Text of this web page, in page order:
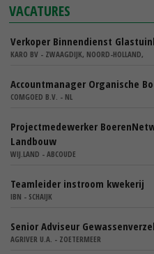
VACATURES
Verkoper Binnendienst
KARO BV - ZWAAGDIJK, NOORD-HOLLAND,
Accountmanager Organische
COMGOED B.V. - NL
Projectmedewerker
Landbouw
WIJ.LAND - ABCOUDE
Teamleider instroom kwekerij
IBN - SCHAIJK
Senior Adviseur
AGRIVER U.A. - ZOETERMEER